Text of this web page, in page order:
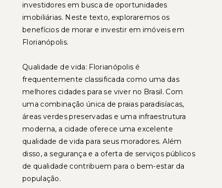
investidores em busca de oportunidades
imobiliárias. Neste texto, exploraremos os
benefícios de morar e investir em imóveis em
Florianópolis.
Qualidade de vida: Florianópolis é
frequentemente classificada como uma das
melhores cidades para se viver no Brasil. Com
uma combinação única de praias paradisíacas,
áreas verdes preservadas e uma infraestrutura
moderna, a cidade oferece uma excelente
qualidade de vida para seus moradores. Além
disso, a segurança e a oferta de serviços públicos
de qualidade contribuem para o bem-estar da
população.